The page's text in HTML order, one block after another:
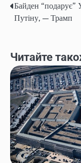
Post
navigation
Байден “подарує”
Путіну, — Трамп
Читайте